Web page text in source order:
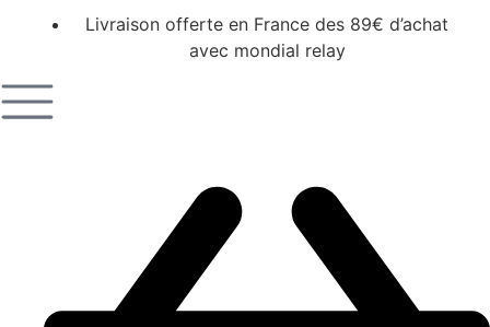
Livraison offerte en France des 89€ d’achat
avec mondial relay